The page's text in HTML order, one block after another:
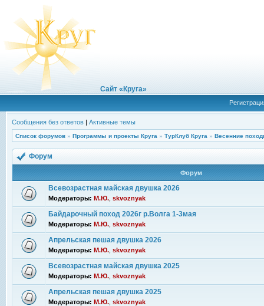
Сайт «Круга»
Сообщения без ответов | Активные темы
Список форумов » Программы и проекты Круга » ТурКлуб Круга » Весенние
Форум
Форум
Всевозрастная майская двушка 2026
Модераторы: М.Ю. skvoznyak
Байдарочный поход 2026г р.Волга 1-3мая
Модераторы: М.Ю. skvoznyak
Апрельская пешая двушка 2026
Модераторы: М.Ю. skvoznyak
Всевозрастная майская двушка 2025
Модераторы: М.Ю. skvoznyak
Апрельская пешая двушка 2025
Модераторы: М.Ю. skvoznyak